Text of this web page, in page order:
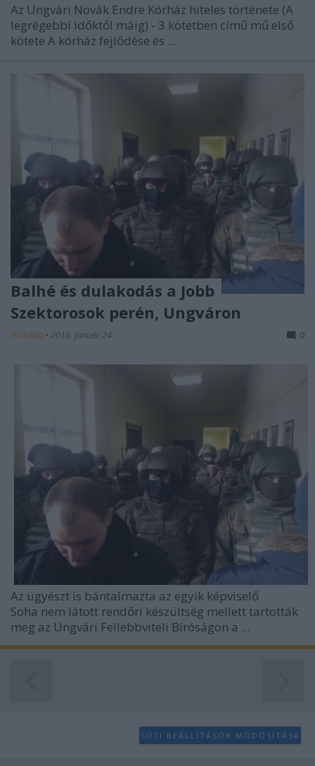
Az Ungvári Novák Endre Kórház hiteles története (A
legrégebbi időktől máig) - 3 kötetben című mű első
kötete A kórház fejlődése és ...
Balhé és dulakodás a Jobb
Szektorosok perén, Ungváron
HChoba • 2016. január 24. 0
Az ügyészt is bántalmazta az egyik képviselő
Soha nem látott rendőri készültség mellett tartották
meg az Ungvári Fellebbviteli Bíróságon a ...
SÜTI BEÁLLÍTÁSOK MÓDOSÍTÁSA